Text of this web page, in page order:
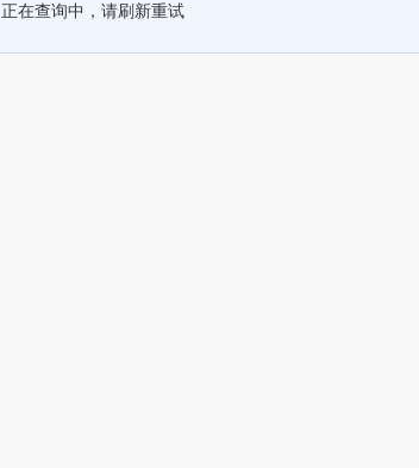
正在查询中，请刷新重试